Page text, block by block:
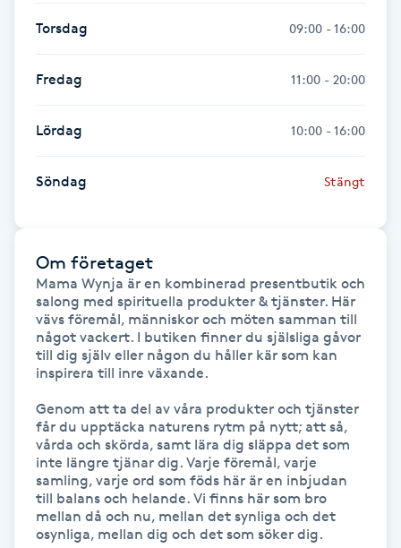
Färgning
Föning
Gelenaglar
Gellack
Gellack med förstärkning
Torsdag 09:00 - 16:00
Fredag 11:00 - 20:00
Lördag 10:00 - 16:00
Söndag Stängt
Om företaget
Mama Wynja är en kombinerad presentbutik och
salong med spirituella produkter & tjänster. Här
vävs föremål, människor och möten samman till
något vackert. I butiken finner du själsliga gåvor
till dig själv eller någon du håller kär som kan
inspirera till inre växande.
Genom att ta del av våra produkter och tjänster
får du upptäcka naturens rytm på nytt; att så,
vårda och skörda, samt lära dig släppa det som
inte längre tjänar dig. Varje föremål, varje
samling, varje ord som föds här är en inbjudan
till balans och helande. Vi finns här som bro
mellan då och nu, mellan det synliga och det
osynliga, mellan dig och det som söker dig.